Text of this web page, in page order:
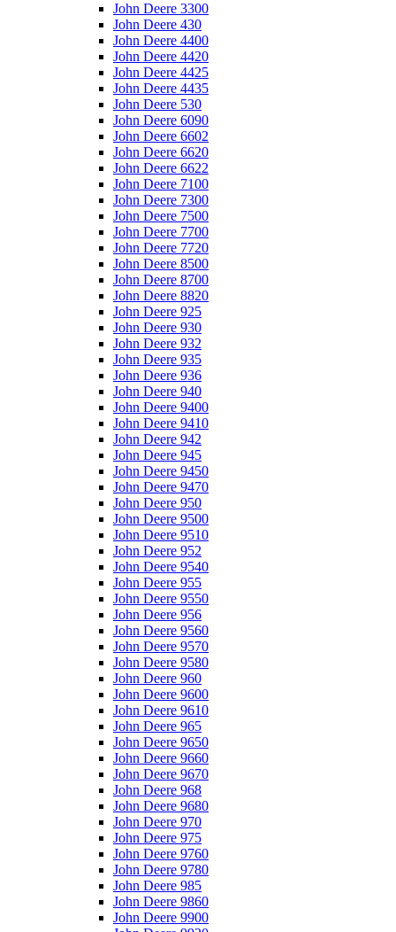
John Deere 3300
John Deere 430
John Deere 4400
John Deere 4420
John Deere 4425
John Deere 4435
John Deere 530
John Deere 6090
John Deere 6602
John Deere 6620
John Deere 6622
John Deere 7100
John Deere 7300
John Deere 7500
John Deere 7700
John Deere 7720
John Deere 8500
John Deere 8700
John Deere 8820
John Deere 925
John Deere 930
John Deere 932
John Deere 935
John Deere 936
John Deere 940
John Deere 9400
John Deere 9410
John Deere 942
John Deere 945
John Deere 9450
John Deere 9470
John Deere 950
John Deere 9500
John Deere 9510
John Deere 952
John Deere 9540
John Deere 955
John Deere 9550
John Deere 956
John Deere 9560
John Deere 9570
John Deere 9580
John Deere 960
John Deere 9600
John Deere 9610
John Deere 965
John Deere 9650
John Deere 9660
John Deere 9670
John Deere 968
John Deere 9680
John Deere 970
John Deere 975
John Deere 9760
John Deere 9780
John Deere 985
John Deere 9860
John Deere 9900